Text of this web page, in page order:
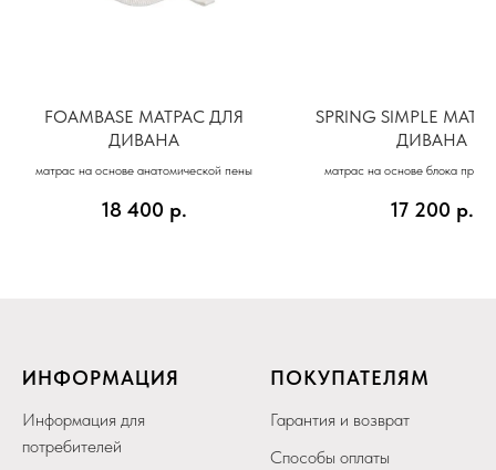
FOAMBASE МАТРАС ДЛЯ
ДИВАНА
матрас на основе анатомической пены
18 400 р.
SPRING SIMPLE
ДИВАНА
матрас на основе блока
17 200 р.
ИНФОРМАЦИЯ
Информация для
потребителей
ПОКУПАТЕЛЯМ
Гарантия и возврат
Способы оплаты